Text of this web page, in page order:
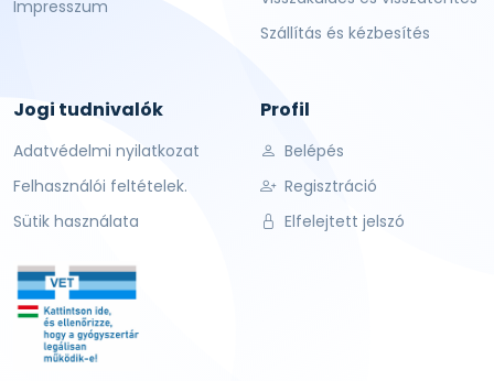
Impresszum
Szállítás és kézbesítés
Jogi tudnivalók
Adatvédelmi nyilatkozat
Felhasználói feltételek.
Sütik használata
Profil
Belépés
Regisztráció
Elfelejtett jelszó